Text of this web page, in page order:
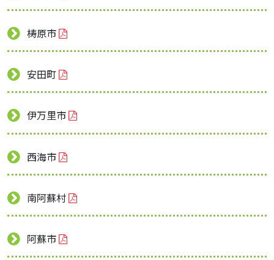
梼原市
安田町
伊万里市
西海市
南阿蘇村
阿蘇市